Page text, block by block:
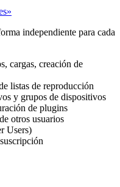
independiente para cada
cargas, creación de
listas de reproducción
y grupos de dispositivos
de plugins
otros usuarios
Users)